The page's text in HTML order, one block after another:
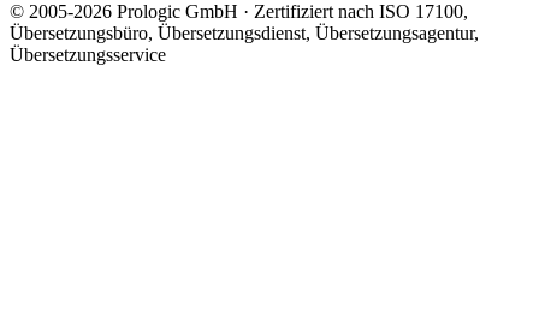
© 2005-2026 Prologic GmbH · Zertifiziert nach ISO 17100,
Übersetzungsbüro, Übersetzungsdienst, Übersetzungsagentur,
Übersetzungsservice